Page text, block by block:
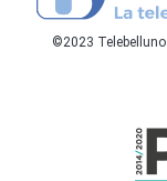
©2023